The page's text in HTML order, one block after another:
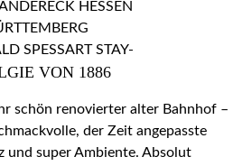
VON 1886
schön renovierter alter Bahnhof –
der Zeit angepasste
und super Ambiente. Absolut